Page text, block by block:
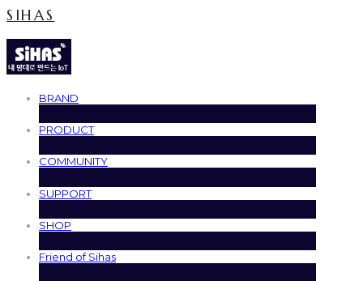
SIHAS
BRAND
PRODUCT
COMMUNITY
SUPPORT
SHOP
Friend of Sihas